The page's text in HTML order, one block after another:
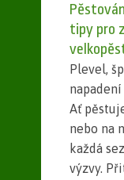
tipy pro
Plevel,
Ať
nebo na
každá
výzvy.